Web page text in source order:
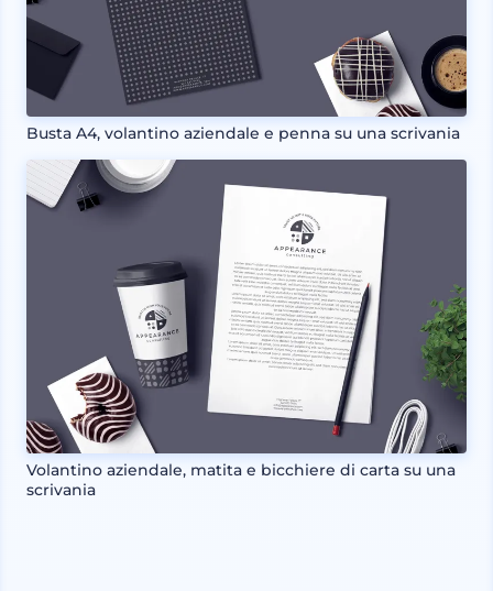
Busta A4, volantino aziendale e penna su una scrivania
Volantino aziendale, matita e bicchiere di carta su una
scrivania